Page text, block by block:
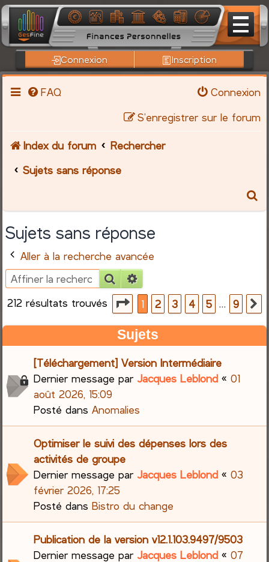
Connexion Inscription
FAQ
Connexion
S’enregistrer sur le forum
Index du forum
Rechercher
Sujets sans réponse
e
r
Sujets sans réponse
Aller à la recherche avancée
Rechercher
212 résultats trouvés
Page1sur
1 2 3 4 5 … 9
Sujets
[Téléchargement] Version Intermédiaire
Dernier message parJacques Leblond «01
août 2026, 15:09
Posté dansAnomalies
Optimiser le suivi des dépenses lors des
activités de groupe
Dernier message parJacques Leblond «03
février 2026, 17:25
Posté dansBistro du change
Publication de la version v12.1.103.9497/9503
Dernier message parJacques Leblond «07